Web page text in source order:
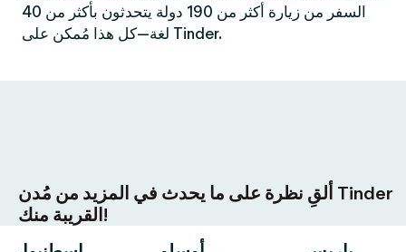
السفر من زيارة أكثر من 190 دولة يتحدثون بأكثر من 40
لغة—كل هذا مُمكن على Tinder.
ألقِ نظرة على ما يحدث في المزيد من مُدن Tinder
القريبة منك!